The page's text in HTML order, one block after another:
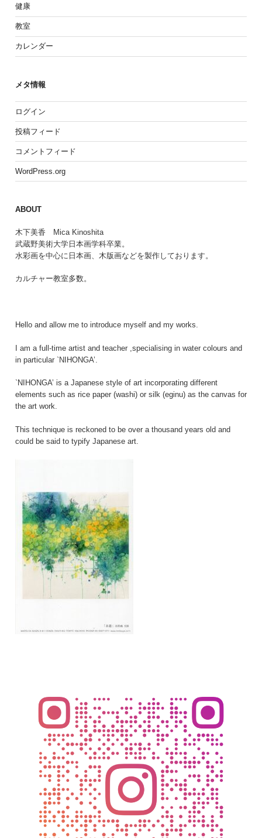
健康
教室
カレンダー
メタ情報
ログイン
投稿フィード
コメントフィード
WordPress.org
ABOUT
木下美香 Mica Kinoshita
武蔵野美術大学日本画学科卒業。
水彩画を中心に日本画、木版画などを製作しております。
カルチャー教室多数。
Hello and allow me to introduce myself and my works.
I am a full-time artist and teacher ,specialising in water colours and
in particular `NIHONGA’.
`NIHONGA’ is a Japanese style of art incorporating different
elements such as rice paper (washi) or silk (eginu) as the canvas for
the art work.
This technique is reckoned to be over a thousand years old and
could be said to typify Japanese art.